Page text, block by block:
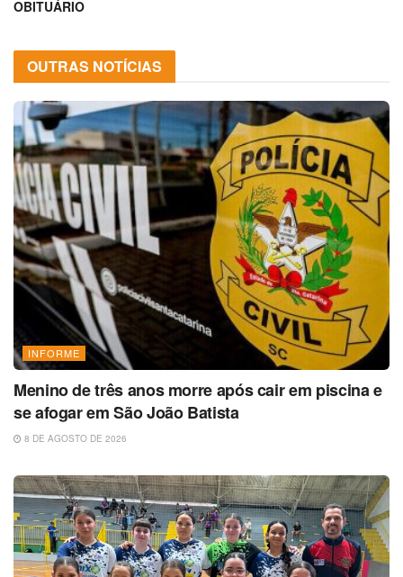
OBITUÁRIO
OUTRAS NOTÍCIAS
INFORME
Menino de três anos morre após cair em piscina e
se afogar em São João Batista
8 DE AGOSTO DE 2026